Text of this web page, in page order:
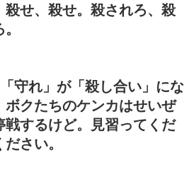
殺せ、殺せ。殺されろ、殺
守れ」が「殺し合い」にな
ボクたちのケンカはせいぜ
戦するけど。見習ってくだ
さい。